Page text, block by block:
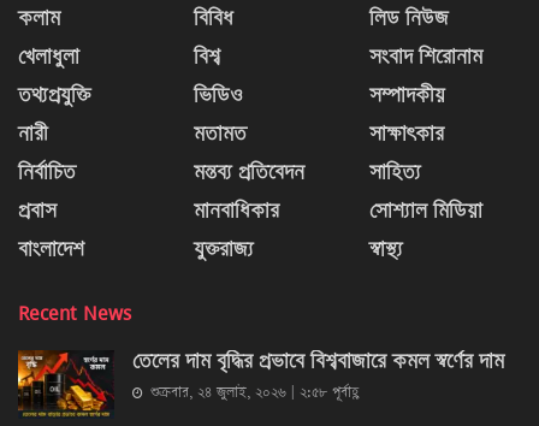
কলাম
খেলাধুলা
তথ্যপ্রযুক্তি
নারী
নির্বাচিত
প্রবাস
বাংলাদেশ
বিবিধ
বিশ্ব
ভিডিও
মতামত
মন্তব্য প্রতিবেদন
মানবাধিকার
যুক্তরাজ্য
লিড নিউজ
সংবাদ শিরোনাম
সম্পাদকীয়
সাক্ষাৎকার
সাহিত্য
সোশ্যাল মিডিয়া
স্বাস্থ্য
Recent News
তেলের দাম বৃদ্ধির প্রভাবে বিশ্ববাজারে কমল স্বর্ণের দাম
শুক্রবার, ২৪ জুলাই, ২০২৬ | ২:৫৮ পূর্বাহ্ণ